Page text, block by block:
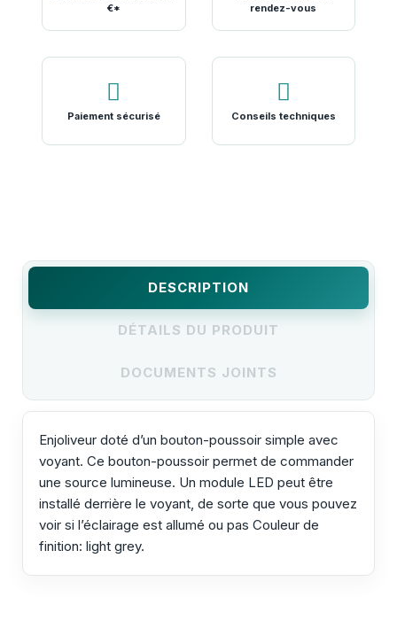
€*
rendez-vous
Paiement sécurisé Conseils techniques
DESCRIPTION
DÉTAILS DU PRODUIT
DOCUMENTS JOINTS
Enjoliveur doté d’un bouton-poussoir simple avec
voyant. Ce bouton-poussoir permet de commander
une source lumineuse. Un module LED peut être
installé derrière le voyant, de sorte que vous pouvez
voir si l’éclairage est allumé ou pas Couleur de
finition: light grey.